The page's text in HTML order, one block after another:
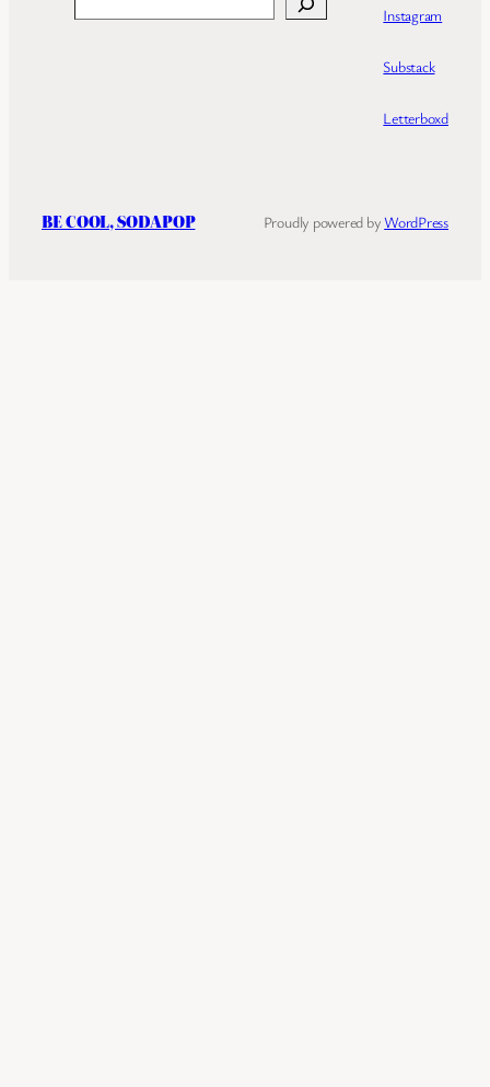
Instagram
Substack
Letterboxd
BE COOL, SODAPOP Proudly powered byWordPress